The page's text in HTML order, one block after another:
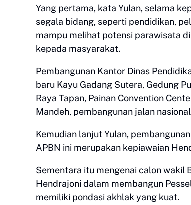
Yang pertama, kata Yulan, selama
segala bidang, seperti pendidikan,
mampu melihat potensi parawisata
kepada masyarakat.
Pembangunan Kantor Dinas
baru Kayu Gadang Sutera, Gedung
Raya Tapan, Painan Convention
Mandeh, pembangunan jalan
Kemudian lanjut Yulan,
APBN ini merupakan kepiawaian
Sementara itu mengenai calon wakil
Hendrajoni dalam membangun
memiliki pondasi akhlak yang kuat.